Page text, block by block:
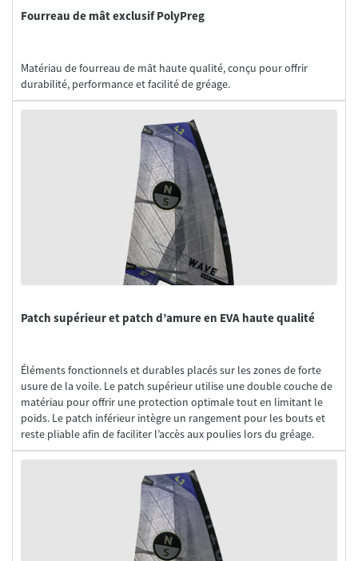
Fourreau de mât exclusif PolyPreg
Matériau de fourreau de mât haute qualité, conçu pour offrir
Patch supérieur et patch d’amure en EVA haute qualité
Éléments fonctionnels et durables placés sur les zones de forte
usure de la voile. Le patch supérieur utilise une double couche de
matériau pour offrir une protection optimale tout en limitant le
poids. Le patch inférieur intègre un rangement pour les bouts et